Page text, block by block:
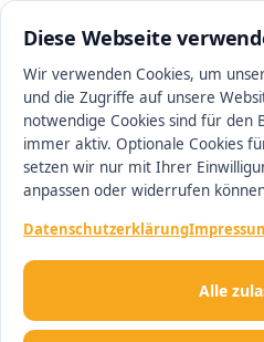
Diese Webseite
Wir verwenden Cookies, um
und die Zugriffe auf unsere
notwendige Cookies sind für den
immer aktiv. Optionale Cookies
setzen wir nur mit Ihrer
anpassen oder widerrufen
Datenschutzerklärung
Alle